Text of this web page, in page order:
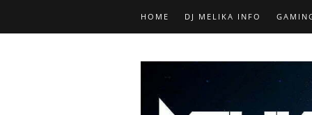
HOME DJ MELIKA INFO